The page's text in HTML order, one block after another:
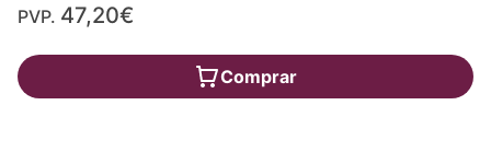
PVP. 47,20€
Comprar